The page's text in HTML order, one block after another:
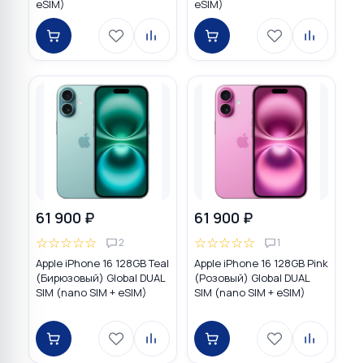
eSIM)
eSIM)
61 900 ₽
☆☆☆☆☆ 2
Apple iPhone 16 128GB Teal
(Бирюзовый) Global DUAL
SIM (nano SIM + eSIM)
61 900 ₽
☆☆☆☆☆ 1
Apple iPhone 16 128GB Pink
(Розовый) Global DUAL
SIM (nano SIM + eSIM)